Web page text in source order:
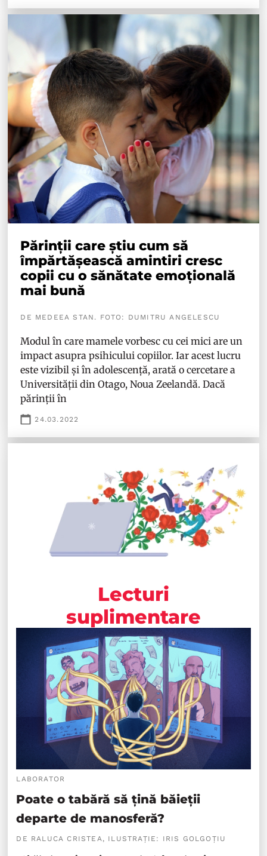
Părinții care știu cum să
împărtășească amintiri cresc
copii cu o sănătate emoțională
mai bună
DE MEDEEA STAN. FOTO: DUMITRU ANGELESCU
Modul în care mamele vorbesc cu cei mici are un
impact asupra psihicului copiilor. Iar acest lucru
este vizibil și în adolescență, arată o cercetare a
Universității din Otago, Noua Zeelandă. Dacă
părinții în
24.03.2022
Lecturi
suplimentare
LABORATOR
Poate o tabără să țină băieții
departe de manosferă?
DE RALUCA CRISTEA, ILUSTRAȚIE: IRIS GOLGOȚIU